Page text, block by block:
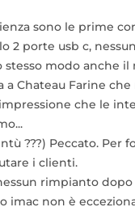
sono le prime
2 porte usb c,
stesso modo anche
a Chateau Farine
che le
???) Peccato. Per
i clienti.
rimpianto
imac non è